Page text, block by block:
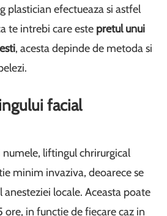
plastician efectueaza si astfel
te intrebi care este pretul unui
, acesta depinde de metoda si
facial
numele, liftingul chrirurgical
minim invaziva, deoarece se
anesteziei locale. Aceasta poate
ore, in functie de fiecare caz in